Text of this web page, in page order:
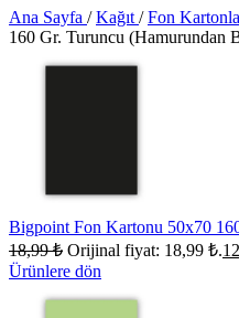
Ana Sayfa / Kağıt / Fon
160 Gr. Turuncu (Hamurundan
Bigpoint Fon Kartonu 50x70
18,99₺ Orijinal fiyat: 18,99 ₺.
Ürünlere dön